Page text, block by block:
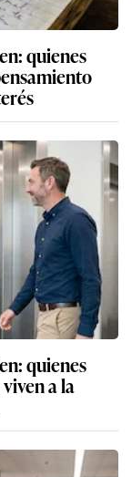
quienes
quienes
a la